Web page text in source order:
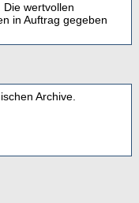
wertvollen
in Auftrag gegeben
Archive.